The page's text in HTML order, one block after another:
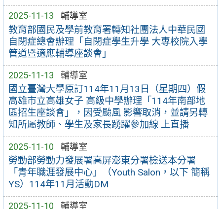
2025-11-13 輔導室
教育部國民及學前教育署轉知社團法人中華民國
自閉症總會辦理「自閉症學生升學 大專校院入學
管道暨適應輔導座談會」
2025-11-13 輔導室
國立臺灣大學原訂114年11月13日（星期四）假
高雄市立高雄女子 高級中學辦理「114年南部地
區招生座談會」，因受颱風 影響取消，並請另轉
知所屬教師、學生及家長踴躍參加線 上直播
2025-11-10 輔導室
勞動部勞動力發展署高屏澎東分署檢送本分署
「青年職涯發展中心」（Youth Salon，以下 簡稱
YS）114年11月活動DM
2025-11-10 輔導室